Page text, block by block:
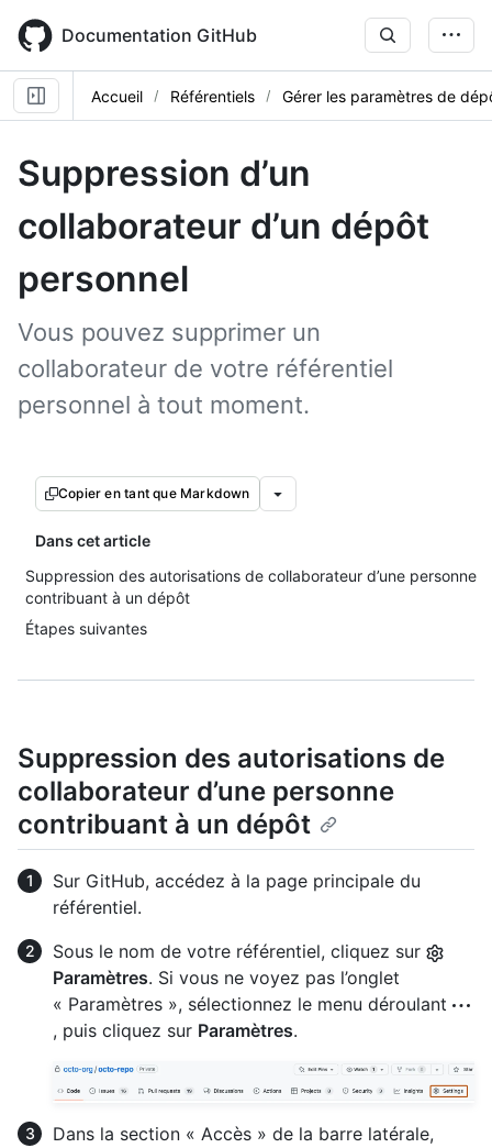
main
content
Documentation GitHub
Accueil Référentiels Gérer les paramètres de
Suppression d’un
collaborateur d’un dépôt
personnel
Vous pouvez supprimer un
collaborateur de votre référentiel
personnel à tout moment.
Copier en tant que Markdown
Dans cet article
Suppression des autorisations de collaborateur d’une personne
contribuant à un dépôt
Étapes suivantes
Suppression des autorisations de
collaborateur d’une personne
contribuant à un dépôt
Sur GitHub, accédez à la page principale du
référentiel.
Sous le nom de votre référentiel, cliquez sur
Paramètres. Si vous ne voyez pas l’onglet
« Paramètres », sélectionnez le menu déroulant
, puis cliquez sur Paramètres.
Dans la section « Accès » de la barre latérale,